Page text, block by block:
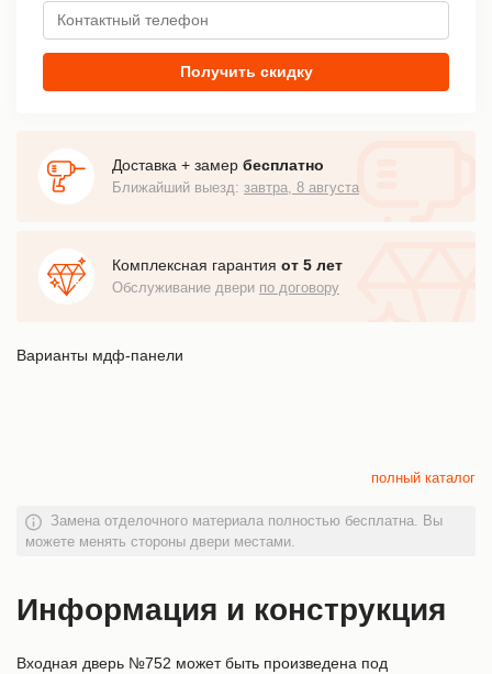
Получить скидку
Доставка + замер бесплатно
Ближайший выезд: завтра, 8 августа
Комплексная гарантия от 5 лет
Обслуживание двери по договору
Варианты мдф-панели
полный каталог
Замена отделочного материала полностью бесплатна. Вы
можете менять стороны двери местами.
Информация и конструкция
Входная дверь №752 может быть произведена под